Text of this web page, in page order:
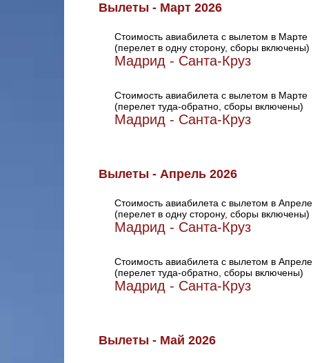
Вылеты - Март 2026
Стоимость авиабилета с вылетом в Марте
(перелет в одну сторону, сборы включены)
Мадрид - Санта-Круз
Стоимость авиабилета с вылетом в Марте
(перелет туда-обратно, сборы включены)
Мадрид - Санта-Круз
Вылеты - Апрель 2026
Стоимость авиабилета с вылетом в Апреле
(перелет в одну сторону, сборы включены)
Мадрид - Санта-Круз
Стоимость авиабилета с вылетом в Апреле
(перелет туда-обратно, сборы включены)
Мадрид - Санта-Круз
Вылеты - Май 2026